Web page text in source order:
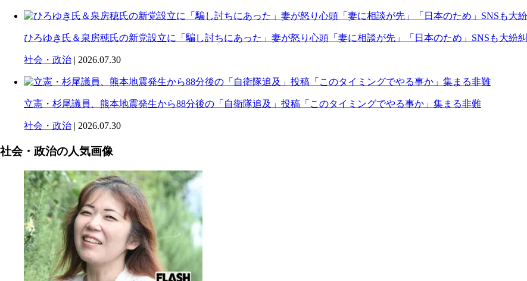
ひろゆき氏＆泉房穂氏の新党設立に「騙し討ちにあった」妻が怒り心頭「妻に相談が先」「日本のため」SNSも大紛糾
社会・政治 | 2026.07.30
立憲・杉尾議員、熊本地震発生から88分後の「自衛隊追及」投稿「このタイミングでやる事か」集まる非難
社会・政治 | 2026.07.30
社会・政治の人気画像